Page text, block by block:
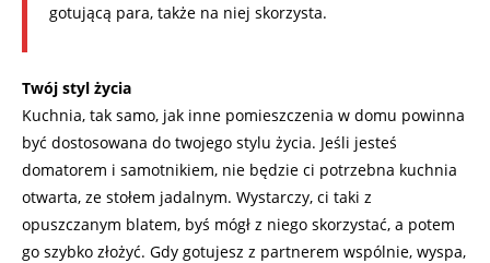
gotującą para, także na niej skorzysta.
Twój styl życia
Kuchnia, tak samo, jak inne pomieszczenia w domu powinna
być dostosowana do twojego stylu życia. Jeśli jesteś
domatorem i samotnikiem, nie będzie ci potrzebna kuchnia
otwarta, ze stołem jadalnym. Wystarczy, ci taki z
opuszczanym blatem, byś mógł z niego skorzystać, a potem
go szybko złożyć. Gdy gotujesz z partnerem wspólnie, wyspa,